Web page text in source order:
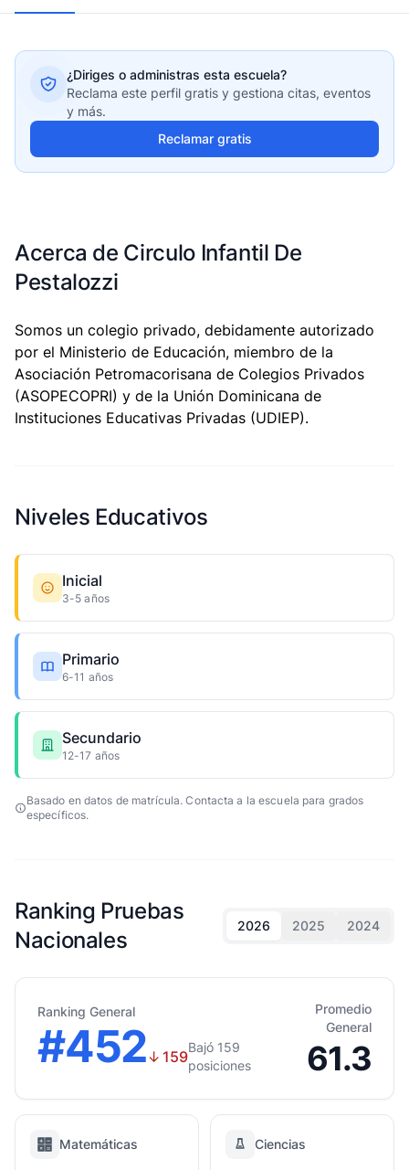
¿Diriges o administras esta escuela?
Reclama este perfil gratis y gestiona citas, eventos
y más.
Reclamar gratis
Acerca de Circulo Infantil De
Pestalozzi
Somos un colegio privado, debidamente autorizado
por el Ministerio de Educación, miembro de la
Asociación Petromacorisana de Colegios Privados
(ASOPECOPRI) y de la Unión Dominicana de
Instituciones Educativas Privadas (UDIEP).
Niveles Educativos
Inicial
3-5 años
Primario
6-11 años
Secundario
12-17 años
Basado en datos de matrícula. Contacta a la escuela para grados
específicos.
Ranking Pruebas
Nacionales
2026 2025 2024
Ranking General
#452↓ 159
Bajó 159
posiciones
Promedio
General
61.3
Matemáticas Ciencias